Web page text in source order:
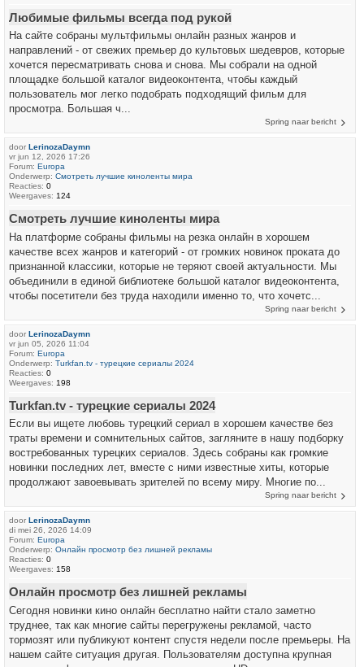
Любимые фильмы всегда под рукой
На сайте собраны мультфильмы онлайн разных жанров и
направлений - от свежих премьер до культовых шедевров, которые
хочется пересматривать снова и снова. Мы собрали на одной
площадке большой каталог видеоконтента, чтобы каждый
пользователь мог легко подобрать подходящий фильм для
просмотра. Большая ч...
Spring naar bericht
door LerinozaDaymn
vr jun 12, 2026 17:26
Forum: Europa
Onderwerp: Смотреть лучшие киноленты мира
Reacties: 0
Weergaves: 124
Смотреть лучшие киноленты мира
На платформе собраны фильмы на резка онлайн в хорошем
качестве всех жанров и категорий - от громких новинок проката до
признанной классики, которые не теряют своей актуальности. Мы
объединили в единой библиотеке большой каталог видеоконтента,
чтобы посетители без труда находили именно то, что хочетс...
Spring naar bericht
door LerinozaDaymn
vr jun 05, 2026 11:04
Forum: Europa
Onderwerp: Turkfan.tv - турецкие сериалы 2024
Reacties: 0
Weergaves: 198
Turkfan.tv - турецкие сериалы 2024
Если вы ищете любовь турецкий сериал в хорошем качестве без
траты времени и сомнительных сайтов, загляните в нашу подборку
востребованных турецких сериалов. Здесь собраны как громкие
новинки последних лет, вместе с ними известные хиты, которые
продолжают завоевывать зрителей по всему миру. Многие по...
Spring naar bericht
door LerinozaDaymn
di mei 26, 2026 14:09
Forum: Europa
Onderwerp: Онлайн просмотр без лишней рекламы
Reacties: 0
Weergaves: 158
Онлайн просмотр без лишней рекламы
Сегодня новинки кино онлайн бесплатно найти стало заметно
труднее, так как многие сайты перегружены рекламой, часто
тормозят или публикуют контент спустя недели после премьеры. На
нашем сайте ситуация другая. Пользователям доступна крупная